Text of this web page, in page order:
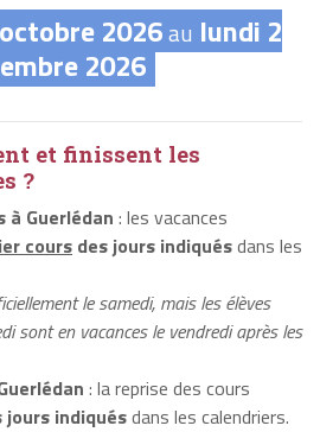
2026au lundi 2
2026
et finissent les
?
à Guerlédan : les vacances
cours des jours indiquésdans les
le samedi, mais les élèves
sont en vacances le vendredi après les
: la reprise des cours
jours indiquésdans les calendriers.